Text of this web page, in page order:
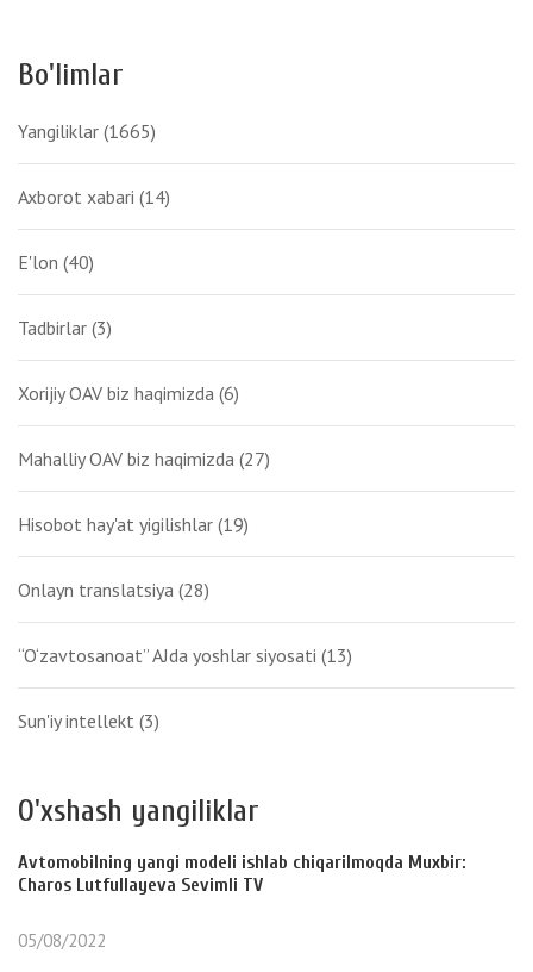
Bo'limlar
Yangiliklar (1665)
Axborot xabari (14)
E'lon (40)
Tadbirlar (3)
Xorijiy OAV biz haqimizda (6)
Mahalliy OAV biz haqimizda (27)
Hisobot hay'at yigilishlar (19)
Onlayn translatsiya (28)
“O‘zavtosanoat” AJda yoshlar siyosati (13)
Sun'iy intellekt (3)
O'xshash yangiliklar
Avtomobilning yangi modeli ishlab chiqarilmoqda Muxbir:
Charos Lutfullayeva Sevimli TV
05/08/2022